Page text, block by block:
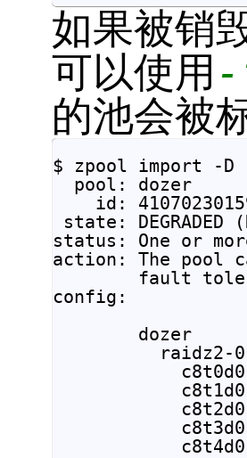
如果被销
可以使用
的池会被
$ zpool import -D
  pool: dozer
id:
state: DEGRADED
status: One or
action: The pool
fault
config:
dozer
raidz2-